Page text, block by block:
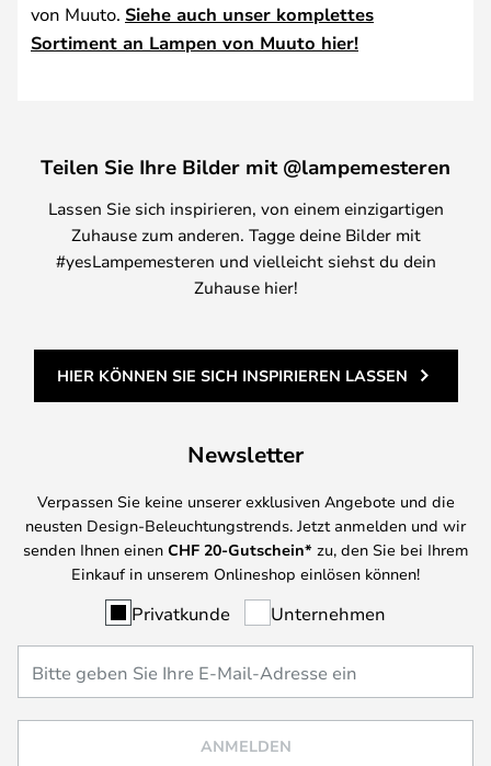
von Muuto. Siehe auch unser komplettes
Sortiment an Lampen von Muuto hier!
Teilen Sie Ihre Bilder mit @lampemesteren
Lassen Sie sich inspirieren, von einem einzigartigen
Zuhause zum anderen. Tagge deine Bilder mit
#yesLampemesteren und vielleicht siehst du dein
Zuhause hier!
HIER KÖNNEN SIE SICH INSPIRIEREN LASSEN
Newsletter
Verpassen Sie keine unserer exklusiven Angebote und die
neusten Design-Beleuchtungstrends. Jetzt anmelden und wir
senden Ihnen einen CHF 20-Gutschein* zu, den Sie bei Ihrem
Einkauf in unserem Onlineshop einlösen können!
Privatkunde Unternehmen
ANMELDEN